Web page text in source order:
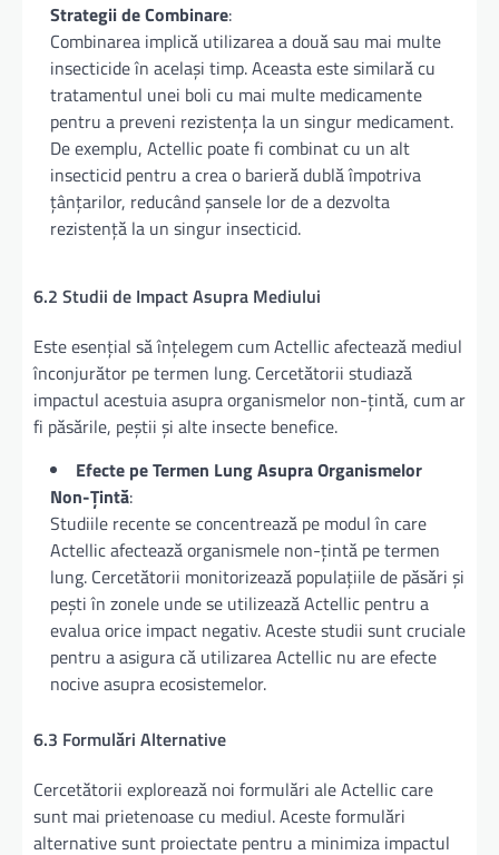
Strategii de Combinare:
Combinarea implică utilizarea a două sau mai multe
insecticide în același timp. Aceasta este similară cu
tratamentul unei boli cu mai multe medicamente
pentru a preveni rezistența la un singur medicament.
De exemplu, Actellic poate fi combinat cu un alt
insecticid pentru a crea o barieră dublă împotriva
țânțarilor, reducând șansele lor de a dezvolta
rezistență la un singur insecticid.
6.2 Studii de Impact Asupra Mediului
Este esențial să înțelegem cum Actellic afectează mediul
înconjurător pe termen lung. Cercetătorii studiază
impactul acestuia asupra organismelor non-țintă, cum ar
fi păsările, peștii și alte insecte benefice.
Efecte pe Termen Lung Asupra Organismelor
Non-Țintă:
Studiile recente se concentrează pe modul în care
Actellic afectează organismele non-țintă pe termen
lung. Cercetătorii monitorizează populațiile de păsări și
pești în zonele unde se utilizează Actellic pentru a
evalua orice impact negativ. Aceste studii sunt cruciale
pentru a asigura că utilizarea Actellic nu are efecte
nocive asupra ecosistemelor.
6.3 Formulări Alternative
Cercetătorii explorează noi formulări ale Actellic care
sunt mai prietenoase cu mediul. Aceste formulări
alternative sunt proiectate pentru a minimiza impactul